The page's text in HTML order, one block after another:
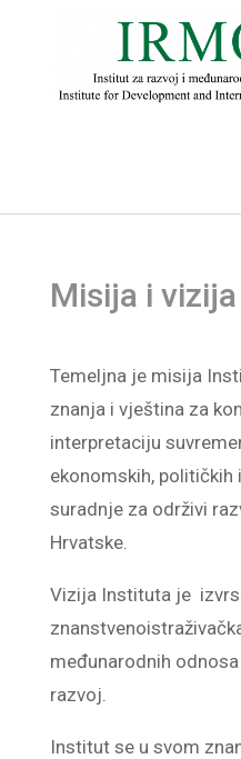
Misija i vizija
Temeljna je misija
znanja i vještina za
interpretaciju
ekonomskih, političkih
suradnje za održivi
Hrvatske.
Vizija Instituta je
međunarodnih
razvoj.
Institut se u svom